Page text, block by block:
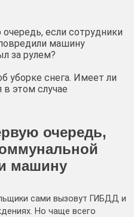
если сотрудники
машину
за рулем?
уборке снега. Имеет ли
этом случае
очередь,
машину
сами вызовут ГИБДД и
Но чаще всего